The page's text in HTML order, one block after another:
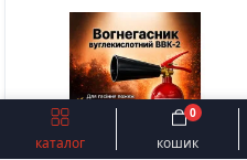
каталог кошик
0
Швидке замовлення